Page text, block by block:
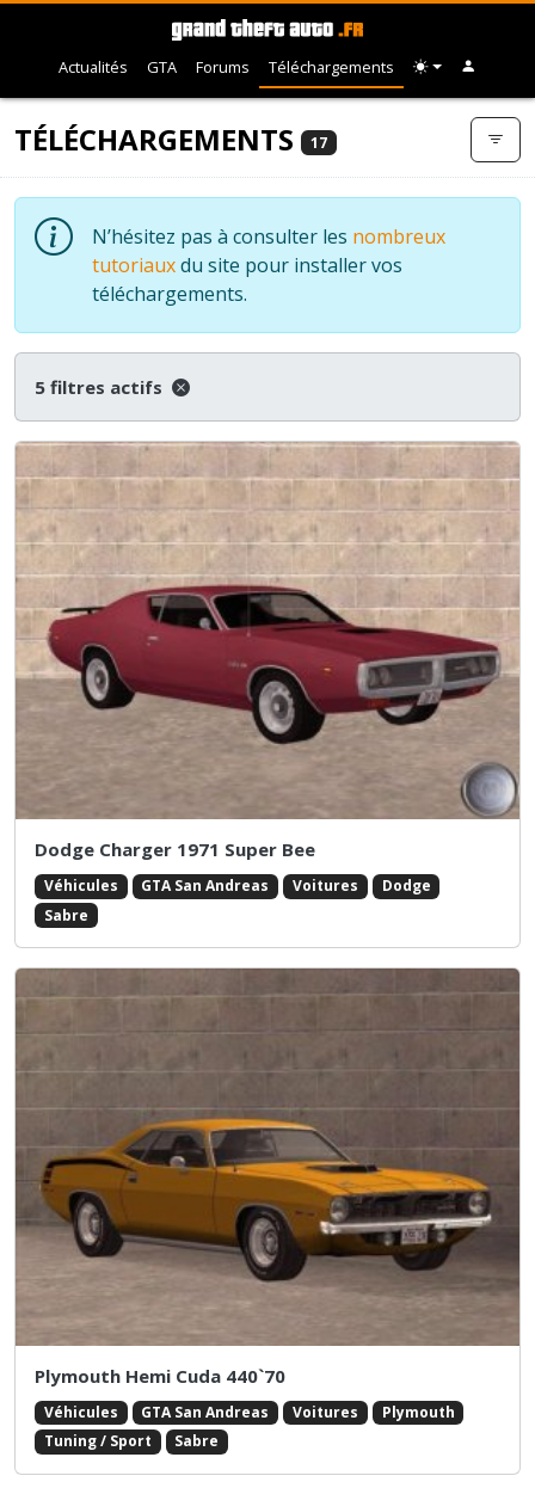
Actualités GTA Forums Téléchargements
TÉLÉCHARGEMENTS 17
N’hésitez pas à consulter les nombreux
tutoriauxdu site pour installer vos
téléchargements.
5 filtres actifs
Dodge Charger 1971 Super Bee
Véhicules GTA San Andreas Voitures
Dodge
Sabre
Plymouth Hemi Cuda 440`70
Véhicules GTA San Andreas Voitures
Plymouth
Tuning / Sport
Sabre